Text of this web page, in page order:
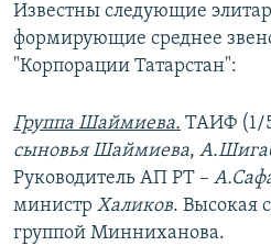
Известны следующие
формирующие среднее
"Корпорации Татарстан":
Группа Шаймиева. ТАИФ (1/
сыновья Шаймиева,
Руководитель АП РТ –
министр Халиков. Высокая
группой Минниханова.